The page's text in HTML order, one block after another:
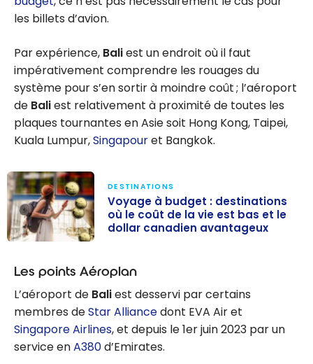
les billets d’avion.
Par expérience, Baliest un endroit où il faut
impérativement comprendre les rouages du
système pour s’en sortir à moindre coût ; l’aéroport
de Baliest relativement à proximité de toutes les
plaques tournantes en Asie soit Hong Kong, Taipei,
Kuala Lumpur,Singapouret Bangkok.
budget :
destinations où
le coût de la vie
est bas et le
dollar canadien
avantageux
DESTINATIONS
Voyage à budget : destinations
où le coût de la vie est bas et le
dollar canadien avantageux
Les points Aéroplan
L’aéroport de Baliest desservi par certains
membres deStar Alliancedont EVA Air et
Singapore Airlines, et depuis le 1er juin 2023 par un
service enA380d’Emirates.